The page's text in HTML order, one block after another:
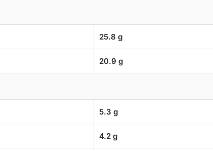
25.8 g
20.9 g
5.3 g
4.2 g